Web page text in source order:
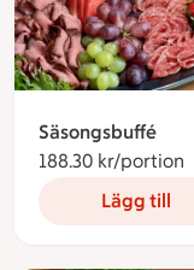
Säsongsbuffé
188.30 kr/portion
Lägg till